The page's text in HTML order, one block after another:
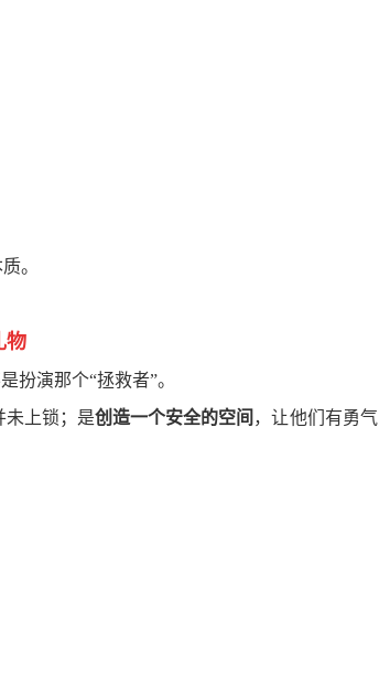
。
物
扮演那个“拯救者”。
未上锁；是创造一个安全的空间 ，让他们有勇